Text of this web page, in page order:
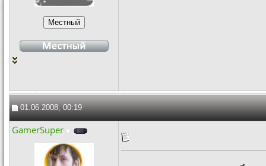
01.06.2008, 00:19
GamerSuper